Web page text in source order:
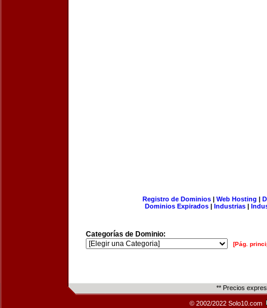
Registro de Dominios| Web Hosting |
Dominios Expirados | Industrias |
Categorías de Dominio:
[Pág.
** Precios
© 2002/2022 Solo10.com